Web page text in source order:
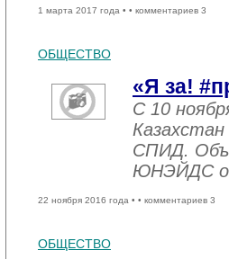
1 марта 2017 года • • комментариев 3
ОБЩЕСТВО
«Я за!
С 10
СПИД.
ЮНЭЙДС
22 ноября 2016 года • • комментариев 3
ОБЩЕСТВО